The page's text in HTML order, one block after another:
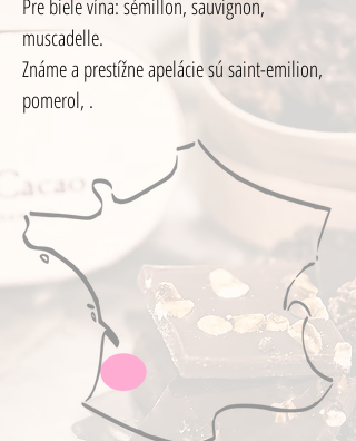
Pre biele vína: sémillon, sauvignon,
muscadelle.
Známe a prestížne apelácie sú saint-emilion,
pomerol, .